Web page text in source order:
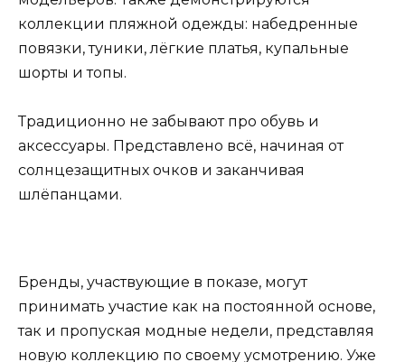
коллекции пляжной одежды: набедренные
повязки, туники, лёгкие платья, купальные
шорты и топы.
Традиционно не забывают про обувь и
аксессуары. Представлено всё, начиная от
солнцезащитных очков и заканчивая
шлёпанцами.
Бренды, участвующие в показе, могут
принимать участие как на постоянной основе,
так и пропуская модные недели, представляя
новую коллекцию по своему усмотрению. Уже